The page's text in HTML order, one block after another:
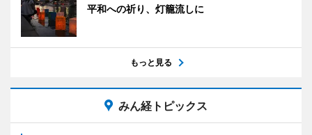
平和への祈り、灯籠流しに
もっと見る
みん経トピックス